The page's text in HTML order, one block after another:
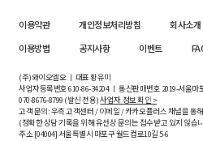
이용약관 개인정보처리방침 회사소개
이용방법
공지사항 이벤트
(주)와이오엘오 ㅣ 대표 황유미
사업자등록번호610-86-34204ㅣ 통신판매번호 2019-서울마
070-8676-8799 (발신 전용)사업자 정보 확인 >
고객 문의: 우측 고객센터 / 이메일 / 카카오플러스 채널을 통
(정확한 상담 기록을 위해 유선상 문의는 접수받고 있지 않습
주소 [04004] 서울특별시 마포구 월드컵로10길5-6